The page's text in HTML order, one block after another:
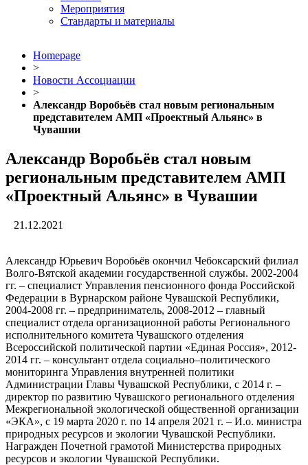
Мероприятия
Стандарты и материалы
Homepage
>
Новости Ассоциации
>
Александр Воробьёв стал новым региональным
представителем АМП «Проектный Альянс» в
Чувашии
Александр Воробьёв стал новым
региональным представителем АМП
«Проектный Альянс» в Чувашии
21.12.2021
Александр Юрьевич Воробьёв окончил Чебоксарский филиал
Волго-Вятской академии государственной службы. 2002-2004
гг. – специалист Управления пенсионного фонда Российской
Федерации в Вурнарском районе Чувашской Республики,
2004-2008 гг. – предприниматель, 2008-2012 – главный
специалист отдела организационной работы Регионального
исполнительного комитета Чувашского отделения
Всероссийской политической партии «Единая Россия», 2012-
2014 гг. – консультант отдела социально–политического
мониторинга Управления внутренней политики
Администрации Главы Чувашской Республики, с 2014 г. –
директор по развитию Чувашского регионального отделения
Межрегиональной экологической общественной организации
«ЭКА», с 19 марта 2020 г. по 14 апреля 2021 г. – И.о. министра
природных ресурсов и экологии Чувашской Республики.
Награжден Почетной грамотой Министерства природных
ресурсов и экологии Чувашской Республики.